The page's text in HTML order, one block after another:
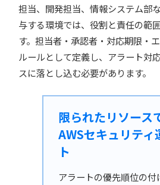
担当、開発担当、情報システム部
与する環境では、役割と責任の範
す。担当者・承認者・対応期限・
ルールとして定義し、アラート対
スに落とし込む必要があります。
限られたリソース
AWSセキュリティ
ト
アラートの優先順位の付